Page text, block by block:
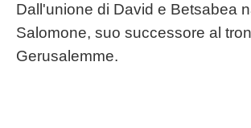
Dall'unione di David e Betsabea
Salomone, suo successore al
Gerusalemme.